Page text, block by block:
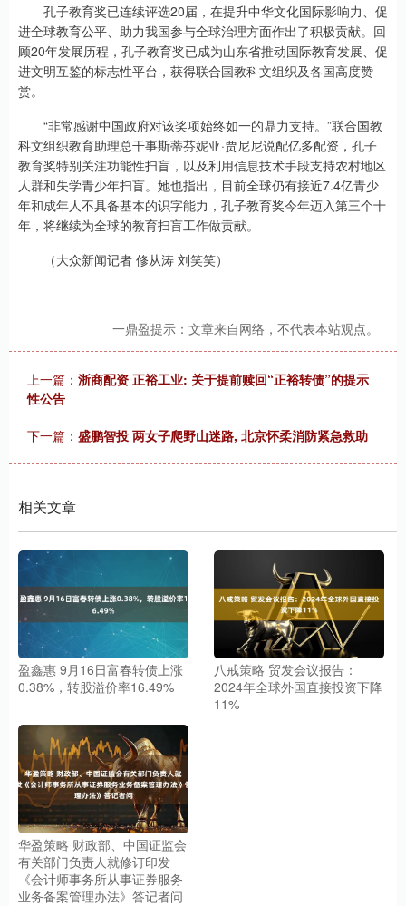
孔子教育奖已连续评选20届，在提升中华文化国际影响力、促
进全球教育公平、助力我国参与全球治理方面作出了积极贡献。回
顾20年发展历程，孔子教育奖已成为山东省推动国际教育发展、促
进文明互鉴的标志性平台，获得联合国教科文组织及各国高度赞
赏。
“非常感谢中国政府对该奖项始终如一的鼎力支持。”联合国教
科文组织教育助理总干事斯蒂芬妮亚·贾尼尼说配亿多配资，孔子
教育奖特别关注功能性扫盲，以及利用信息技术手段支持农村地区
人群和失学青少年扫盲。她也指出，目前全球仍有接近7.4亿青少
年和成年人不具备基本的识字能力，孔子教育奖今年迈入第三个十
年，将继续为全球的教育扫盲工作做贡献。
（大众新闻记者 修从涛 刘笑笑）
一鼎盈提示：文章来自网络，不代表本站观点。
上一篇： 浙商配资 正裕工业: 关于提前赎回“正裕转债”的提示
性公告
下一篇： 盛鹏智投 两女子爬野山迷路, 北京怀柔消防紧急救助
相关文章
盈鑫惠 9月16日富春转债上涨
0.38%，转股溢价率16.49%
八戒策略 贸发会议报告：
2024年全球外国直接投资下降
11%
华盈策略 财政部、中国证监会
有关部门负责人就修订印发
《会计师事务所从事证券服务
业务备案管理办法》答记者问